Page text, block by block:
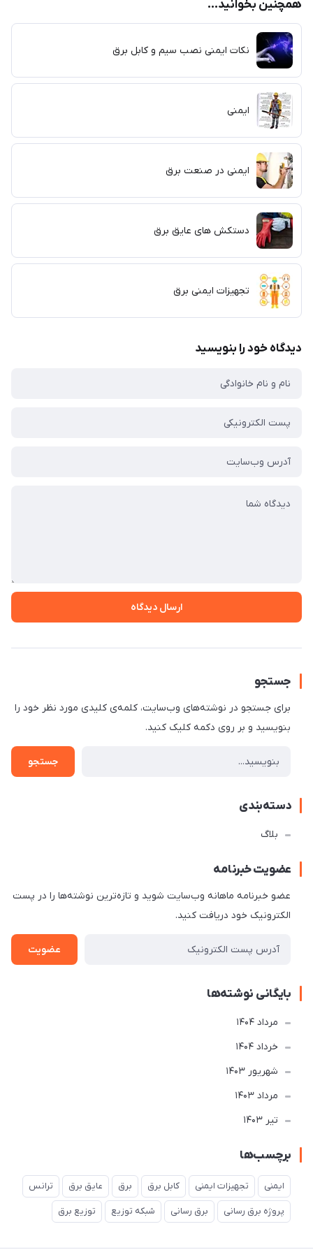
همچنین بخوانید...
نکات ایمنی نصب سیم و کابل برق
ایمنی
ایمنی در صنعت برق
دستکش های عایق برق
تجهیزات ایمنی برق
دیدگاه خود را بنویسید
ارسال دیدگاه
جستجو
برای جستجو در نوشته‌های وب‌سایت، کلمه‌ی کلیدی مورد نظر خود را
بنویسید و بر روی دکمه کلیک کنید.
جستجو
دسته‌بندی
بلاگ
عضویت خبرنامه
عضو خبرنامه ماهانه وب‌سایت شوید و تازه‌ترین نوشته‌ها را در پست
الکترونیک خود دریافت کنید.
عضویت
بایگانی نوشته‌ها
مرداد 1404
خرداد 1404
شهریور 1403
مرداد 1403
تير 1403
برچسب‌ها
ایمنی تجهیزات ایمنی کابل برق برق عایق برق ترانس
پروژه برق رسانی برق رسانی شبکه توزیع توزیع برق